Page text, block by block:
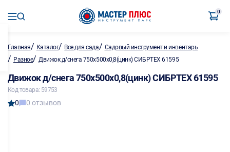
0
Главная/ Каталог/ Все для сада/ Садовый инструмент и инвентарь
/ Разное/Движок д/снега 750х500х0,8(цинк) СИБРТЕХ 61595
Движок д/снега 750х500х0,8(цинк) СИБРТЕХ 61595
Код товара: 59753
0 0 отзывов